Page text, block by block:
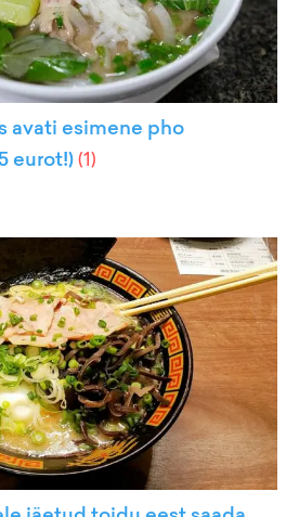
avati esimene pho
eurot!)(1)